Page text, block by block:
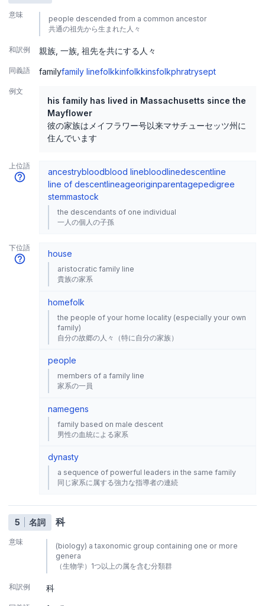
意味
people descended from a common ancestor
共通の祖先から生まれた人々
和訳例 親族 一族 祖先を共にする人々
同義語 familyfamily linefolkkinfolkkinsfolkphratrysept
例文
his family has lived in Massachusetts since the
Mayflower
彼の家族はメイフラワー号以来マサチューセッツ州に
住んでいます
上位語
ancestrybloodblood linebloodlinedescentline
line of descentlineageoriginparentagepedigree
stemmastock
the descendants of one individual
一人の個人の子孫
下位語
house
aristocratic family line
貴族の家系
homefolk
the people of your home locality (especially your own
family)
自分の故郷の人々（特に自分の家族）
people
members of a family line
家系の一員
namegens
family based on male descent
男性の血統による家系
dynasty
a sequence of powerful leaders in the same family
同じ家系に属する強力な指導者の連続
5 名詞 科
意味
(biology) a taxonomic group containing one or more
genera
（生物学）1つ以上の属を含む分類群
和訳例 科